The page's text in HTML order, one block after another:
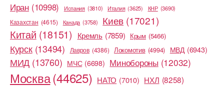
Иран (10998) Испания (3810) Италия (3625) КНР (3690)
Казахстан (4615) Канада (3758) Киев (17021)
Китай (18151) Кремль (7859) Крым (5466)
Курск (13494) Лавров (4386) Локомотив (4994) МВД (6943)
МИД (13760) МЧС (6698) Минобороны (12032)
Москва(44625) НАТО (7010) НХЛ (8258)